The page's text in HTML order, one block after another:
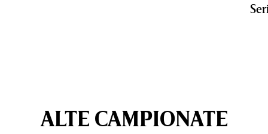
ALTE CAMPIONATE